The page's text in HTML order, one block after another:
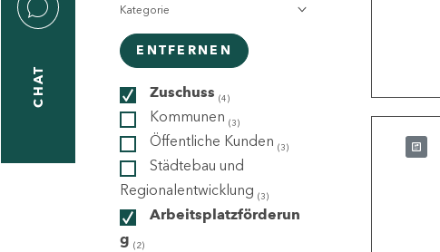
CHAT
Kategorie
ENTFERNEN
Zuschuss (4)
Kommunen (3)
Öffentliche Kunden (3)
Städtebau und
Regionalentwicklung (3)
Arbeitsplatzförderun
g (2)